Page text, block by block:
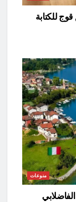
للكتابة
منوعات